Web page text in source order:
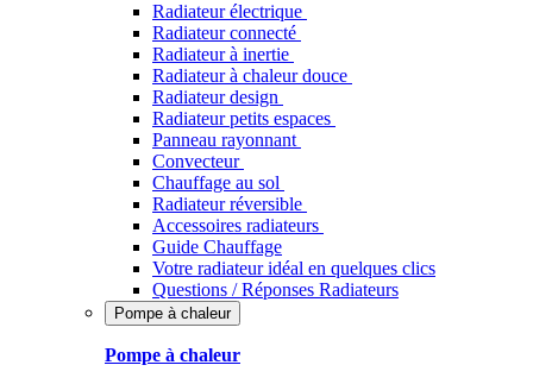
Radiateur électrique
Radiateur connecté
Radiateur à inertie
Radiateur à chaleur douce
Radiateur design
Radiateur petits espaces
Panneau rayonnant
Convecteur
Chauffage au sol
Radiateur réversible
Accessoires radiateurs
Guide Chauffage
Votre radiateur idéal en quelques clics
Questions / Réponses Radiateurs
Pompe à chaleur
Pompe à chaleur